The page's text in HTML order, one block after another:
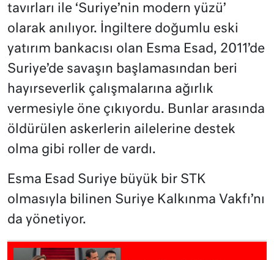
tavırları ile ‘Suriye’nin modern yüzü’
olarak anılıyor. İngiltere doğumlu eski
yatırım bankacısı olan Esma Esad, 2011’de
Suriye’de savaşın başlamasından beri
hayırseverlik çalışmalarına ağırlık
vermesiyle öne çıkıyordu. Bunlar arasında
öldürülen askerlerin ailelerine destek
olma gibi roller de vardı.
Esma Esad Suriye büyük bir STK
olmasıyla bilinen Suriye Kalkınma Vakfı’nı
da yönetiyor.